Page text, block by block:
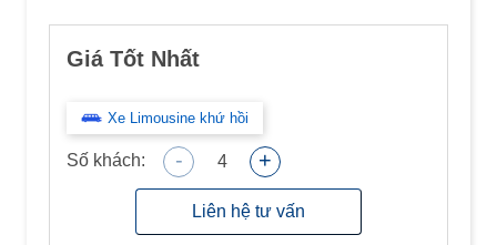
Giá Tốt Nhất
Xe Limousine khứ hồi
Số khách: - 4 +
Liên hệ tư vấn